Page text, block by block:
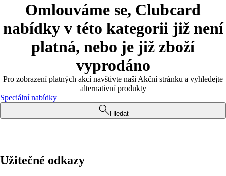
Omlouváme se, Clubcard
nabídky v této kategorii již není
platná, nebo je již zboží
vyprodáno
Pro zobrazení platných akcí navštivte naši Akční stránku a vyhledejte
alternativní produkty
Speciální nabídky
Hledat
Užitečné odkazy